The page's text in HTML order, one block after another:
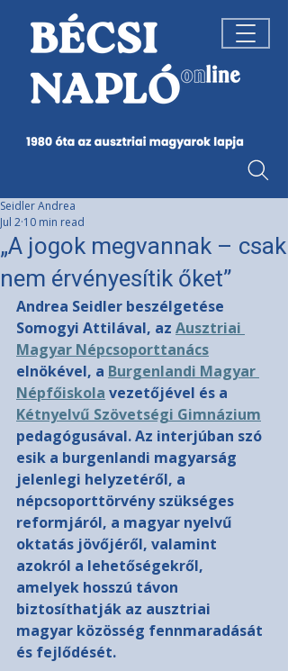
„A jogok megvannak – csak
nem érvényesítik őket”
Seidler Andrea
Jul 2 10 min read
Andrea Seidler beszélgetése
Somogyi Attilával, az Ausztriai
Magyar Népcsoporttanács
elnökével, a Burgenlandi Magyar
Népfőiskola vezetőjével és a
Kétnyelvű Szövetségi Gimnázium
pedagógusával. Az interjúban szó
esik a burgenlandi magyarság
jelenlegi helyzetéről, a
népcsoporttörvény szükséges
reformjáról, a magyar nyelvű
oktatás jövőjéről, valamint
azokról a lehetőségekről,
amelyek hosszú távon
biztosíthatják az ausztriai
magyar közösség fennmaradását
és fejlődését.